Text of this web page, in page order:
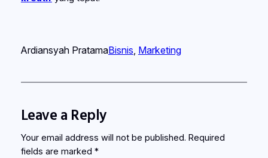
Ardiansyah PratamaBisnis Marketing
Leave a Reply
Your email address will not be published. Required
fields are marked *